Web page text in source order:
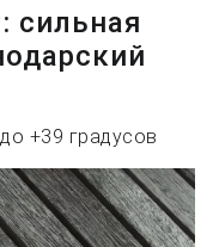
сильная
+39 градусов